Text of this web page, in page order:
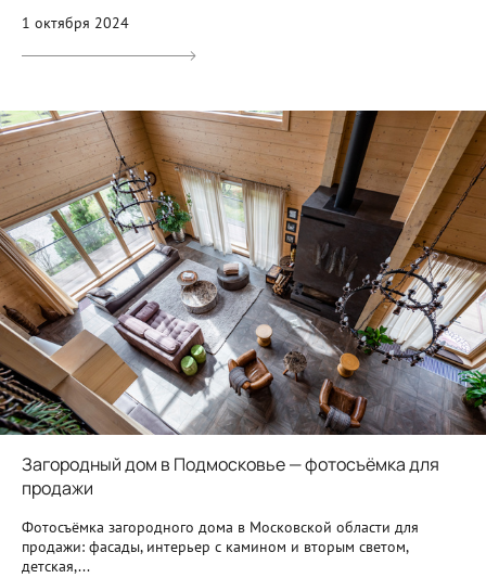
1 октября 2024
Загородный дом в Подмосковье — фотосъёмка для
продажи
Фотосъёмка загородного дома в Московской области для
продажи: фасады, интерьер с камином и вторым светом,
детская,...